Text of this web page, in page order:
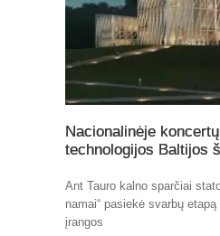
Nacionalinėje
technologijos Baltijos
Ant Tauro kalno sparčiai
namai“ pasiekė svarbų
įrangos